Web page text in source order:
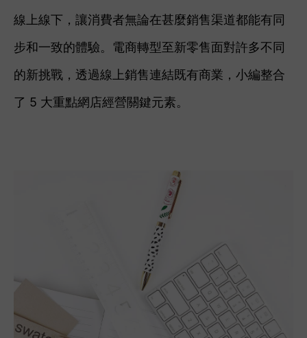
線上線下，讓消費者無論在甚麼銷售渠道都能有同
步和一致的體驗。電商轉型至新零售面對許多不同
的新挑戰，透過線上銷售連結既有商業，小編整合
了 5 大重點網店經營關鍵元素。